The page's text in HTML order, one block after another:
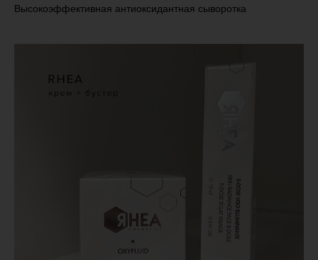
Высокоэффективная антиоксидантная сыворотка